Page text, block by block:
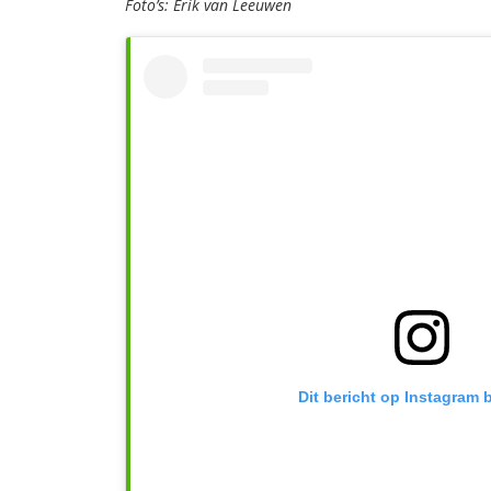
Foto’s: Erik van Leeuwen
Dit bericht op Instagram